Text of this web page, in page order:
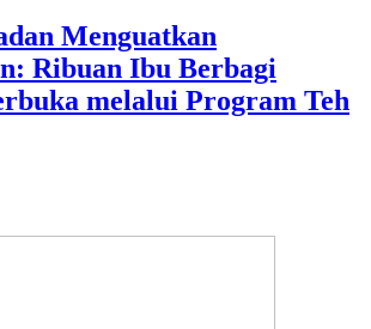
Menguatkan
Ribuan Ibu Berbagi
melalui Program Teh